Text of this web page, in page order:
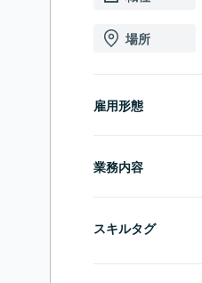
場所
雇用形態
業務内容
スキルタグ